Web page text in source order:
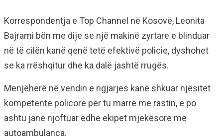
Korrespondentja e Top Channel në Kosovë, Leonita
Bajrami bën me dije se një makinë zyrtare e blinduar
në të cilën kanë qenë tetë efektivë policie, dyshohet
se ka rrëshqitur dhe ka dalë jashtë rrugës.
Menjëherë në vendin e ngjarjes kanë shkuar njësitet
kompetente policore për tu marrë me rastin, e po
ashtu janë njoftuar edhe ekipet mjekësore me
autoambulanca.